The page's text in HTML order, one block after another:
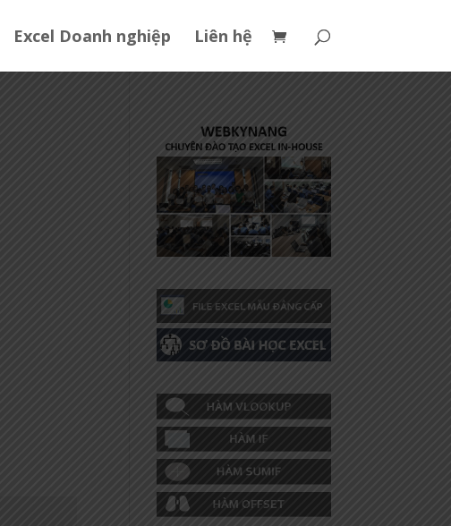
Excel Doanh nghiệp Liên hệ